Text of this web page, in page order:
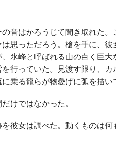
音はかろうじて聞き取れた
思っただろう。槍を手に、
氷峰と呼ばれる山の白く巨
行っていた。見渡す限り、
乗る龍らが物憂げに弧を描い
けではなかった。
彼女は調べた。動くものは